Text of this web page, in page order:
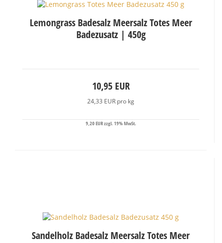
Lemongrass Badesalz Meersalz Totes Meer
Badezusatz | 450g
10,95 EUR
24,33 EUR pro kg
9,20 EUR zzgl. 19% MwSt.
Sandelholz Badesalz Meersalz Totes Meer